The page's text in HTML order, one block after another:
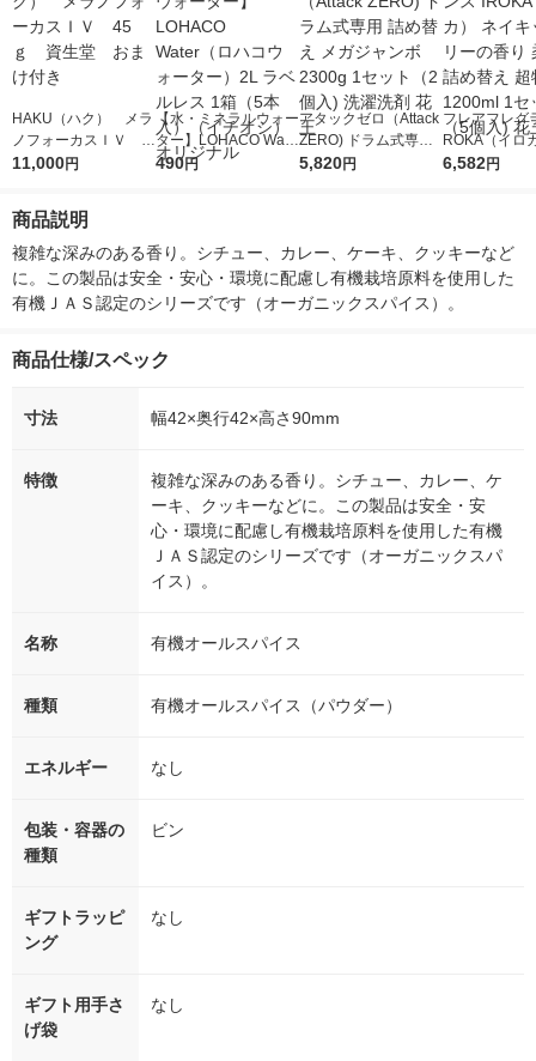
HAKU（ハク） メラ
ノフォーカスＩＶ 4
5ｇ 資生堂 おまけ
11,000円
【水・ミネラルウォー
ター】LOHACO Wate
r（ロハコウォータ
490円
アタックゼロ（Attack
ZERO) ドラム式専用
詰め替え メガジャン
5,820円
フレアフレグ
ROKA（イロ
イキッドリリ
6,582円
商品説明
複雑な深みのある香り。シチュー、カレー、ケーキ、クッキーなど
に。この製品は安全・安心・環境に配慮し有機栽培原料を使用した
有機ＪＡＳ認定のシリーズです（オーガニックスパイス）。
商品仕様/スペック
寸法 幅42×奥行42×高さ90mm
特徴
複雑な深みのある香り。シチュー、カレー、ケ
ーキ、クッキーなどに。この製品は安全・安
心・環境に配慮し有機栽培原料を使用した有機
ＪＡＳ認定のシリーズです（オーガニックスパ
イス）。
名称 有機オールスパイス
種類 有機オールスパイス（パウダー）
エネルギー なし
包装・容器の
種類
ビン
ギフトラッピ
ング
なし
ギフト用手さ
げ袋
なし